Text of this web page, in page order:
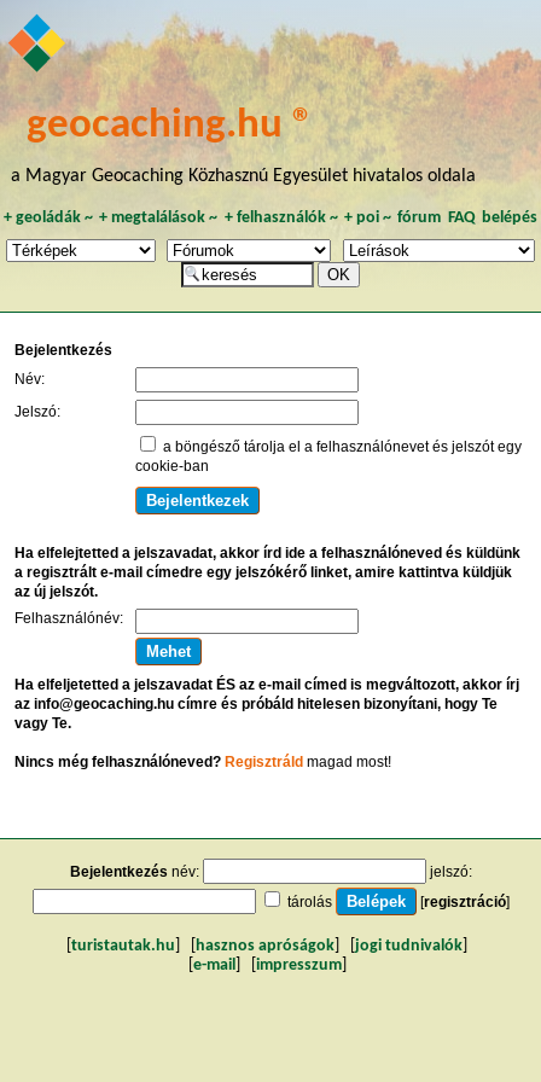
geocaching.hu ®
a Magyar Geocaching Közhasznú Egyesület hivatalos oldala
+ geoládák~ +megtalálások ~ + felhasználók~ + poi~ fórum FAQ belépés
Bejelentkezés
Név:
Jelszó:
a böngésző tárolja el a felhasználónevet és jelszót egy
cookie-ban
Ha elfelejtetted a jelszavadat, akkor írd ide a felhasználóneved és küldünk
a regisztrált e-mail címedre egy jelszókérő linket, amire kattintva küldjük
az új jelszót.
Felhasználónév:
Ha elfeljetetted a jelszavadat ÉS az e-mail címed is megváltozott, akkor írj
az info@geocaching.hu címre és próbáld hitelesen bizonyítani, hogy Te
vagy Te.
Nincs még felhasználóneved? Regisztráldmagad most!
Bejelentkezés név:
jelszó:
tárolás
[regisztráció]
turistautak.hu hasznos apróságok jogi tudnivalók
e-mail impresszum]